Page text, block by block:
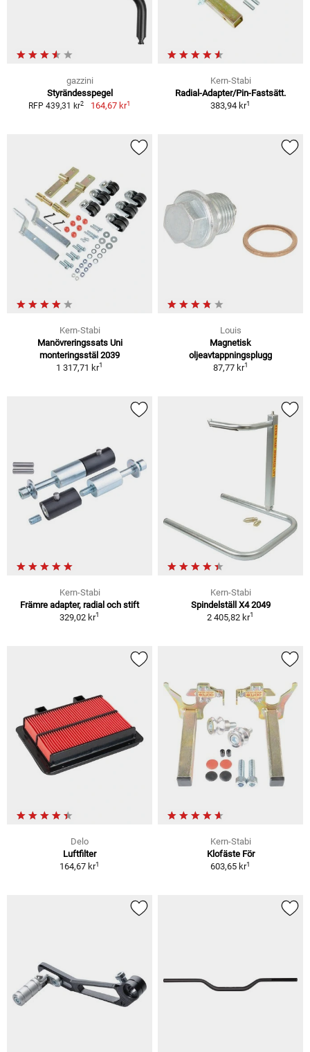
gazzini
Styrändesspegel
RFP 439,31 kr2 164,67 kr1
Kern-Stabi
Radial-Adapter/Pin-Fastsätt.
383,94 kr1
Kern-Stabi
Manövreringssats Uni
monteringsstäl 2039
1 317,71 kr1
Louis
Magnetisk
oljeavtappningsplugg
87,77 kr1
Kern-Stabi
Främre adapter, radial och stift
329,02 kr1
Kern-Stabi
Spindelställ X4 2049
2 405,82 kr1
Delo
Luftfilter
164,67 kr1
Kern-Stabi
Klofäste För
603,65 kr1